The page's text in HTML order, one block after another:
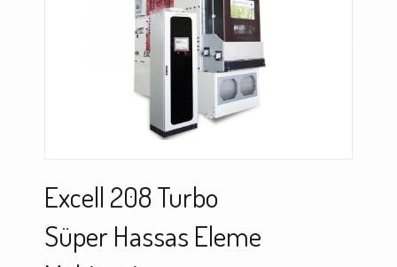
Excell 208 Turbo
Süper Hassas Eleme